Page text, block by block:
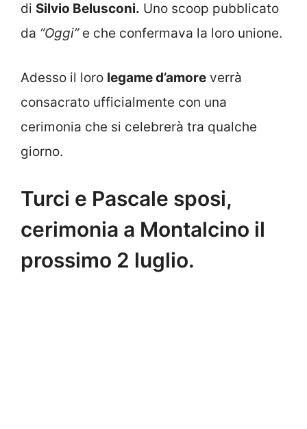
di Silvio Belusconi. Uno scoop pubblicato
da “Oggi”e che confermava la loro unione.
Adesso il loro legame d’amore verrà
consacrato ufficialmente con una
cerimonia che si celebrerà tra qualche
giorno.
Turci e Pascale sposi,
cerimonia a Montalcino il
prossimo 2 luglio.